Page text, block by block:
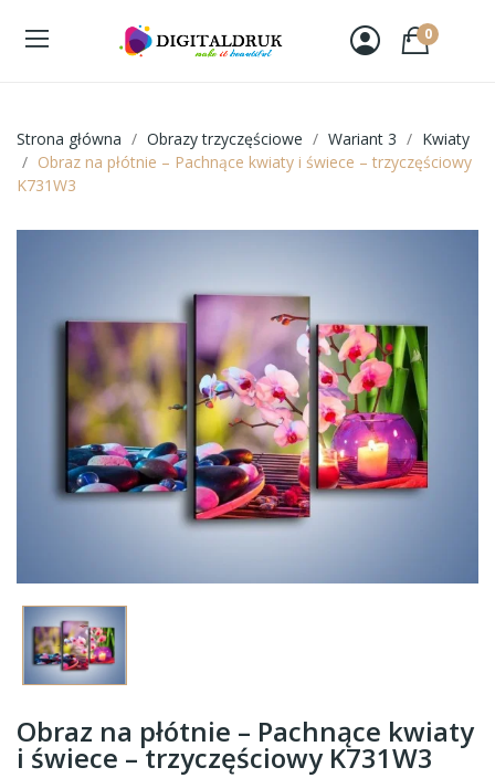
0
Strona główna Obrazy trzyczęściowe Wariant 3
Kwiaty
Obraz na płótnie – Pachnące kwiaty i świece – trzyczęściowy
K731W3
Obraz na płótnie – Pachnące kwiaty
i świece – trzyczęściowy K731W3